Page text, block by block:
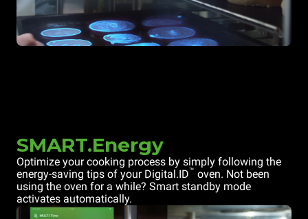
SMART.Energy
Optimize your cooking process by simply following the
energy-saving tips of your Digital.ID™ oven. Not been
using the oven for a while? Smart standby mode
activates automatically.